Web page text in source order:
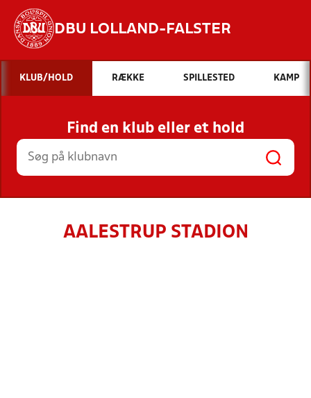
DBU LOLLAND-FALSTER
Hvad vil du søge efter?
INDHOLD OG NYHEDER
STILLINGER, RESULTATER, KLUBBER OG
HOLD
KLUB/HOLD RÆKKE SPILLESTED KAMP
Find en klub eller et hold
AALESTRUP STADION